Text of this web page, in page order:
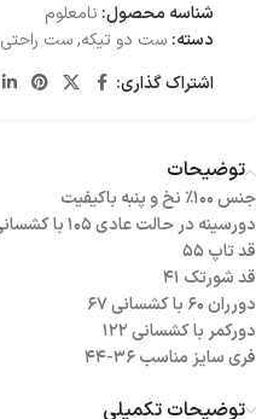
شناسه محصول: نامعلوم
دسته: ست دو تیکه,ست راحتی
اشتراک گذاری:
توضیحات
جنس ۱۰۰٪ نخ و پنبه باکیفیت
دورسینه در حالت عادی ۱۰۵ با کشسانی۱۱۷
قد تاپ ۵۵
قد شورتک ۴۱
دورران ۶۰ با کشسانی ۶۷
دورکمر با کشسانی ۱۲۲
فری سایز مناسب ۳۶-۴۴
توضیحات تکمیلی